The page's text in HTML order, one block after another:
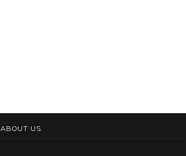
ABOUT US